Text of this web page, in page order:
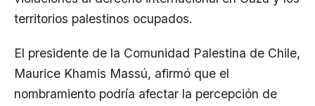
territorios palestinos ocupados.
El presidente de la Comunidad Palestina de Chile,
Maurice Khamis Massú, afirmó que el
nombramiento podría afectar la percepción de